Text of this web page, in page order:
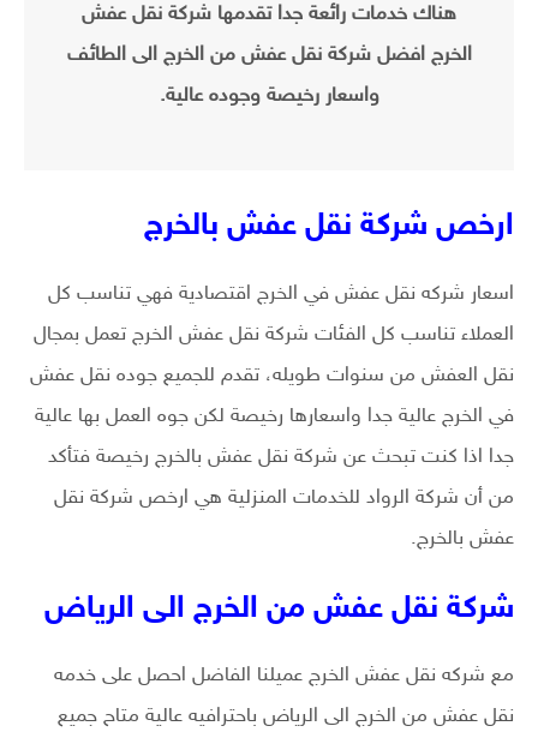
هناك خدمات رائعة جدا تقدمها شركة نقل عفش
الخرج افضل شركة نقل عفش من الخرج الى الطائف
واسعار رخيصة وجوده عالية.
ارخص شركة نقل عفش بالخرج
اسعار شركه نقل عفش في الخرج اقتصادية فهي تناسب كل
العملاء تناسب كل الفئات شركة نقل عفش الخرج تعمل بمجال
نقل العفش من سنوات طويله، تقدم للجميع جوده نقل عفش
في الخرج عالية جدا واسعارها رخيصة لكن جوه العمل بها عالية
جدا اذا كنت تبحث عن شركة نقل عفش بالخرج رخيصة فتأكد
من أن شركة الرواد للخدمات المنزلية هي ارخص شركة نقل
عفش بالخرج.
شركة نقل عفش من الخرج الى الرياض
مع شركه نقل عفش الخرج عميلنا الفاضل احصل على خدمه
نقل عفش من الخرج الى الرياض باحترافيه عالية متاح جميع